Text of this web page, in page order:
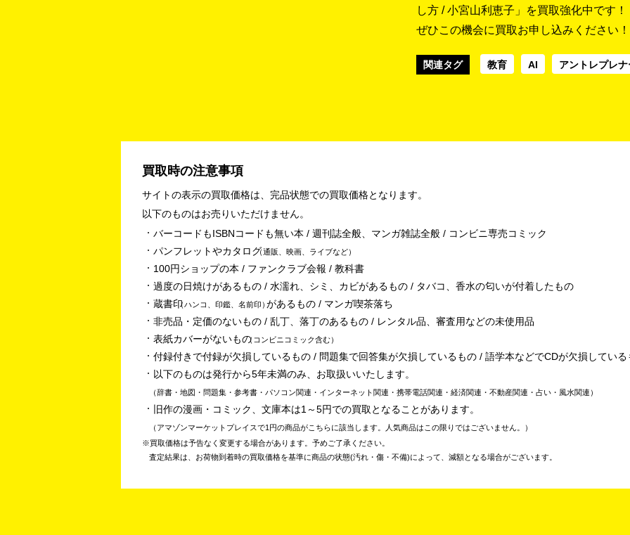
し方 / 小宮山利恵子」を買取強化中です！
ぜひこの機会に買取お申し込みください！
関連タグ 教育 AI アントレプレ
買取時の注意事項
サイトの表示の買取価格は、完品状態での買取価格となります。
以下のものはお売りいただけません。
バーコードもISBNコードも無い本 / 週刊誌全般、マンガ雑誌全般 / コンビニ専売コミック
パンフレットやカタログ 通販、映画、ライブなど
100円ショップの本 / ファンクラブ会報 / 教科書
過度の日焼けがあるもの / 水濡れ、シミ、カビがあるもの / タバコ、香水の匂いが付着したもの
蔵書印 ハンコ、印鑑、名前印
があるもの / マンガ喫茶落ち
非売品・定価のないもの / 乱丁、落丁のあるもの / レンタル品、審査用などの未使用品
表紙カバーがないもの コンビニコミック含む
付録付きで付録が欠損しているもの / 問題集で回答集が欠損しているもの / 語学本などでCDが欠損してい
以下のものは発行から5年未満のみ、お取扱いいたします。
辞書・地図・問題集・参考書・パソコン関連・インターネット関連・携帯電話関連・経済関連・不動産関連・占い・風水関連
旧作の漫画・コミック、文庫本は1～5円での買取となることがあります。
アマゾンマーケットプレイスで1円の商品がこちらに該当します。人気商品はこの限りではございません。
買取価格は予告なく変更する場合があります。予めご了承ください。
査定結果は、お荷物到着時の買取価格を基準に商品の状態(汚れ・傷・不備)によって、減額となる場合がございます。